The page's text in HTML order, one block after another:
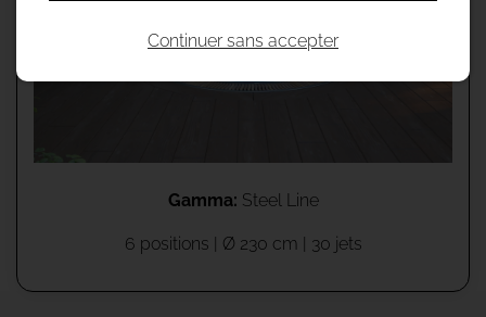
Gamma: Steel Line
6 positions | Ø 230 cm | 30 jets
Continuer sans accepter